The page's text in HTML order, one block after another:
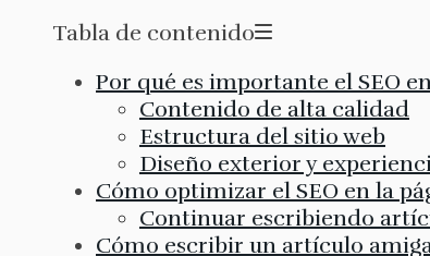
Tabla de contenido
Por qué es importante el SEO
Contenido de alta calidad
Estructura del sitio web
Diseño exterior y
Cómo optimizar el SEO en la
Continuar escribiendo
Cómo escribir un artículo